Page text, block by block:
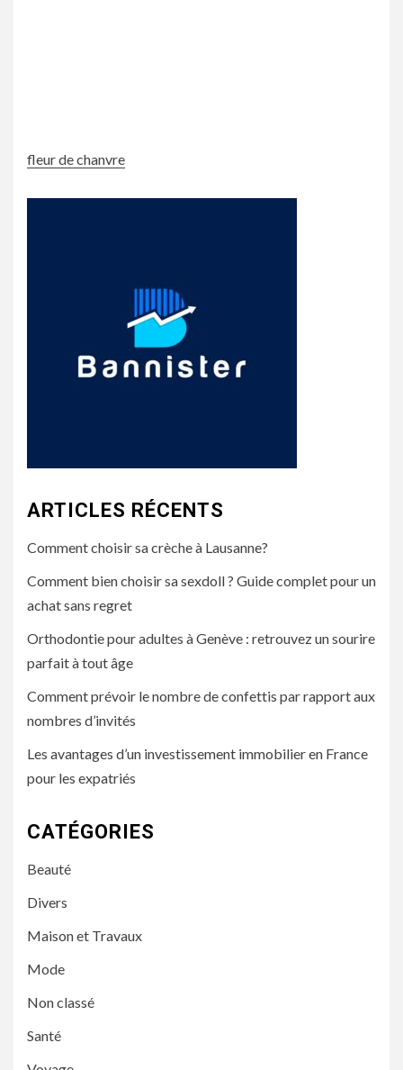
fleur de chanvre
ARTICLES RÉCENTS
Comment choisir sa crèche à Lausanne?
Comment bien choisir sa sexdoll ? Guide complet pour un
achat sans regret
Orthodontie pour adultes à Genève : retrouvez un sourire
parfait à tout âge
Comment prévoir le nombre de confettis par rapport aux
nombres d’invités
Les avantages d’un investissement immobilier en France
pour les expatriés
CATÉGORIES
Beauté
Divers
Maison et Travaux
Mode
Non classé
Santé